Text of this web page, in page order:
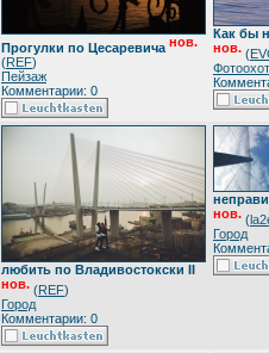
Прогулки по Цесаревича нов.
(REF)
Пейзаж
Комментарии: 0
Как бы
нов. (
любить по Владивостокски II
нов. (REF)
Город
Комментарии: 0
нов. (
Город